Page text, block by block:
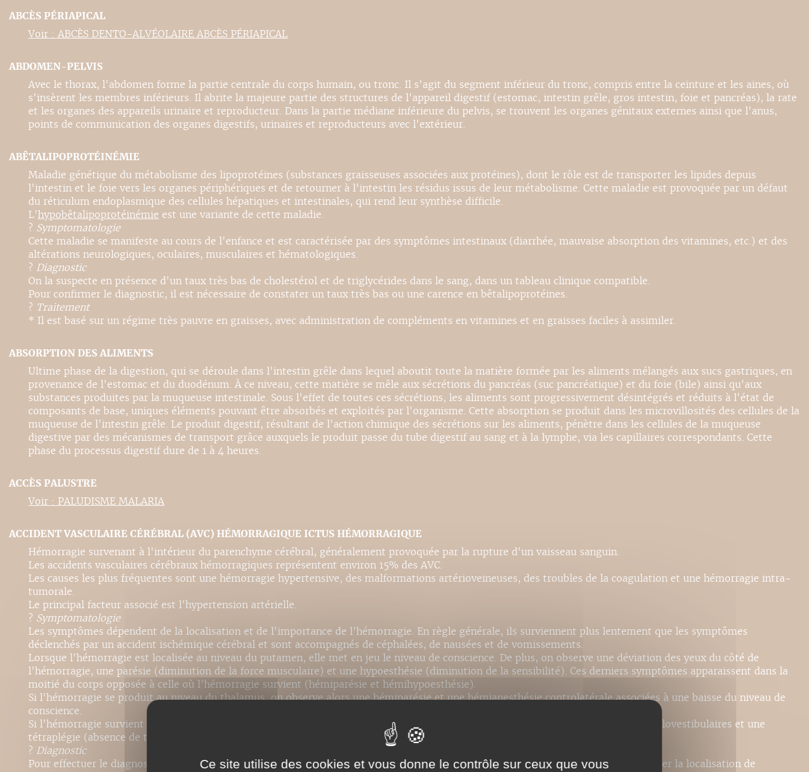
ABCÈS PÉRIAPICAL
Voir : ABCÈS DENTO-ALVÉOLAIRE ABCÈS PÉRIAPICAL
ABDOMEN-PELVIS
Avec le thorax, l'abdomen forme la partie centrale du corps humain, ou tronc. Il s'agit du segment inférieur du tronc, compris entre la ceinture et les aines, où
s'insèrent les membres inférieurs. Il abrite la majeure partie des structures de l'appareil digestif (estomac, intestin grêle, gros intestin, foie et pancréas), la rate
et les organes des appareils urinaire et reproducteur. Dans la partie médiane inférieure du pelvis, se trouvent les organes génitaux externes ainsi que l'anus,
points de communication des organes digestifs, urinaires et reproducteurs avec l'extérieur.
ABÊTALIPOPROTÉINÉMIE
Maladie génétique du métabolisme des lipoprotéines (substances graisseuses associées aux protéines), dont le rôle est de transporter les lipides depuis
l'intestin et le foie vers les organes périphériques et de retourner à l'intestin les résidus issus de leur métabolisme. Cette maladie est provoquée par un défaut
du réticulum endoplasmique des cellules hépatiques et intestinales, qui rend leur synthèse difficile.
L'hypobêtalipoprotéinémie est une variante de cette maladie.
? Symptomatologie
Cette maladie se manifeste au cours de l'enfance et est caractérisée par des symptômes intestinaux (diarrhée, mauvaise absorption des vitamines, etc.) et des
altérations neurologiques, oculaires, musculaires et hématologiques.
? Diagnostic
On la suspecte en présence d'un taux très bas de cholestérol et de triglycérides dans le sang, dans un tableau clinique compatible.
Pour confirmer le diagnostic, il est nécessaire de constater un taux très bas ou une carence en bêtalipoprotéines.
? Traitement
* Il est basé sur un régime très pauvre en graisses, avec administration de compléments en vitamines et en graisses faciles à assimiler.
ABSORPTION DES ALIMENTS
Ultime phase de la digestion, qui se déroule dans l'intestin grêle dans lequel aboutit toute la matière formée par les aliments mélangés aux sucs gastriques, en
provenance de l'estomac et du duodénum. À ce niveau, cette matière se mêle aux sécrétions du pancréas (suc pancréatique) et du foie (bile) ainsi qu'aux
substances produites par la muqueuse intestinale. Sous l'effet de toutes ces sécrétions, les aliments sont progressivement désintégrés et réduits à l'état de
composants de base, uniques éléments pouvant être absorbés et exploités par l'organisme. Cette absorption se produit dans les microvillosités des cellules de la
muqueuse de l'intestin grêle. Le produit digestif, résultant de l'action chimique des sécrétions sur les aliments, pénètre dans les cellules de la muqueuse
digestive par des mécanismes de transport grâce auxquels le produit passe du tube digestif au sang et à la lymphe, via les capillaires correspondants. Cette
phase du processus digestif dure de 1 à 4 heures.
ACCÈS PALUSTRE
Voir : PALUDISME MALARIA
ACCIDENT VASCULAIRE CÉRÉBRAL (AVC) HÉMORRAGIQUE ICTUS HÉMORRAGIQUE
Hémorragie survenant à l'intérieur du parenchyme cérébral, généralement provoquée par la rupture d'un vaisseau sanguin.
Les accidents vasculaires cérébraux hémorragiques représentent environ 15% des AVC.
Les causes les plus fréquentes sont une hémorragie hypertensive, des malformations artérioveineuses, des troubles de la coagulation et une hémorragie intra-
tumorale.
Le principal facteur associé est l'hypertension artérielle.
? Symptomatologie
Les symptômes dépendent de la localisation et de l'importance de l'hémorragie. En règle générale, ils surviennent plus lentement que les symptômes
déclenchés par un accident ischémique cérébral et sont accompagnés de céphalées, de nausées et de vomissements.
Lorsque l'hémorragie est localisée au niveau du putamen, elle met en jeu le niveau de conscience. De plus, on observe une déviation des yeux du côté de
l'hémorragie, une parésie (diminution de la force musculaire) et une hypoesthésie (diminution de la sensibilité). Ces derniers symptômes apparaissent dans la
moitié du corps opposée à celle où l'hémorragie survient (hémiparésie et hémihypoesthésie).
Si l'hémorragie se produit au niveau du thalamus, on observe alors une hémiparésie et une hémianesthésie controlatérale associées à une baisse du niveau de
conscience.
Si l'hémorragie survient au niveau du pont (encéphale), elle provoque alors un coma, une perte des réflexes oculocéphaliques et oculovestibulaires et une
tétraplégie (absence de toute fonction motrice en dessous du cou).
? Diagnostic
Pour effectuer le diagnostic, la technique la plus courante est la tomographie axiale assistée par ordinateur, qui permet de déterminer la localisation de
Ce site utilise des cookies et vous donne le contrôle sur ceux que vous